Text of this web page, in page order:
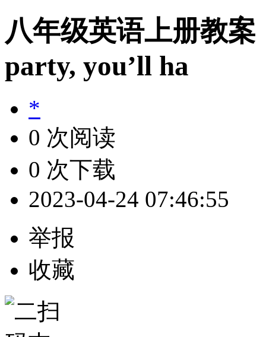
八年级英语上册教
party, you’ll ha
*
0 次阅读
0 次下载
2023-04-24 07:46:55
举报
收藏